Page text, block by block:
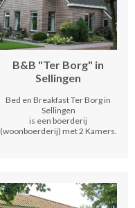
B&B "Ter Borg" in
Sellingen
Bed en Breakfast Ter Borg in
Sellingen
is een boerderij
(woonboerderij) met 2 Kamers.